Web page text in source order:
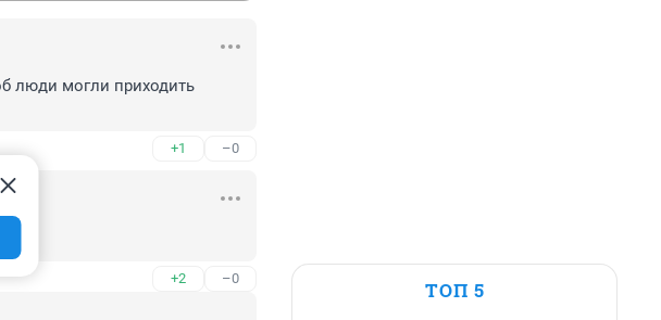
люди могли приходить
+1 –0
+2 –0 ТОП 5